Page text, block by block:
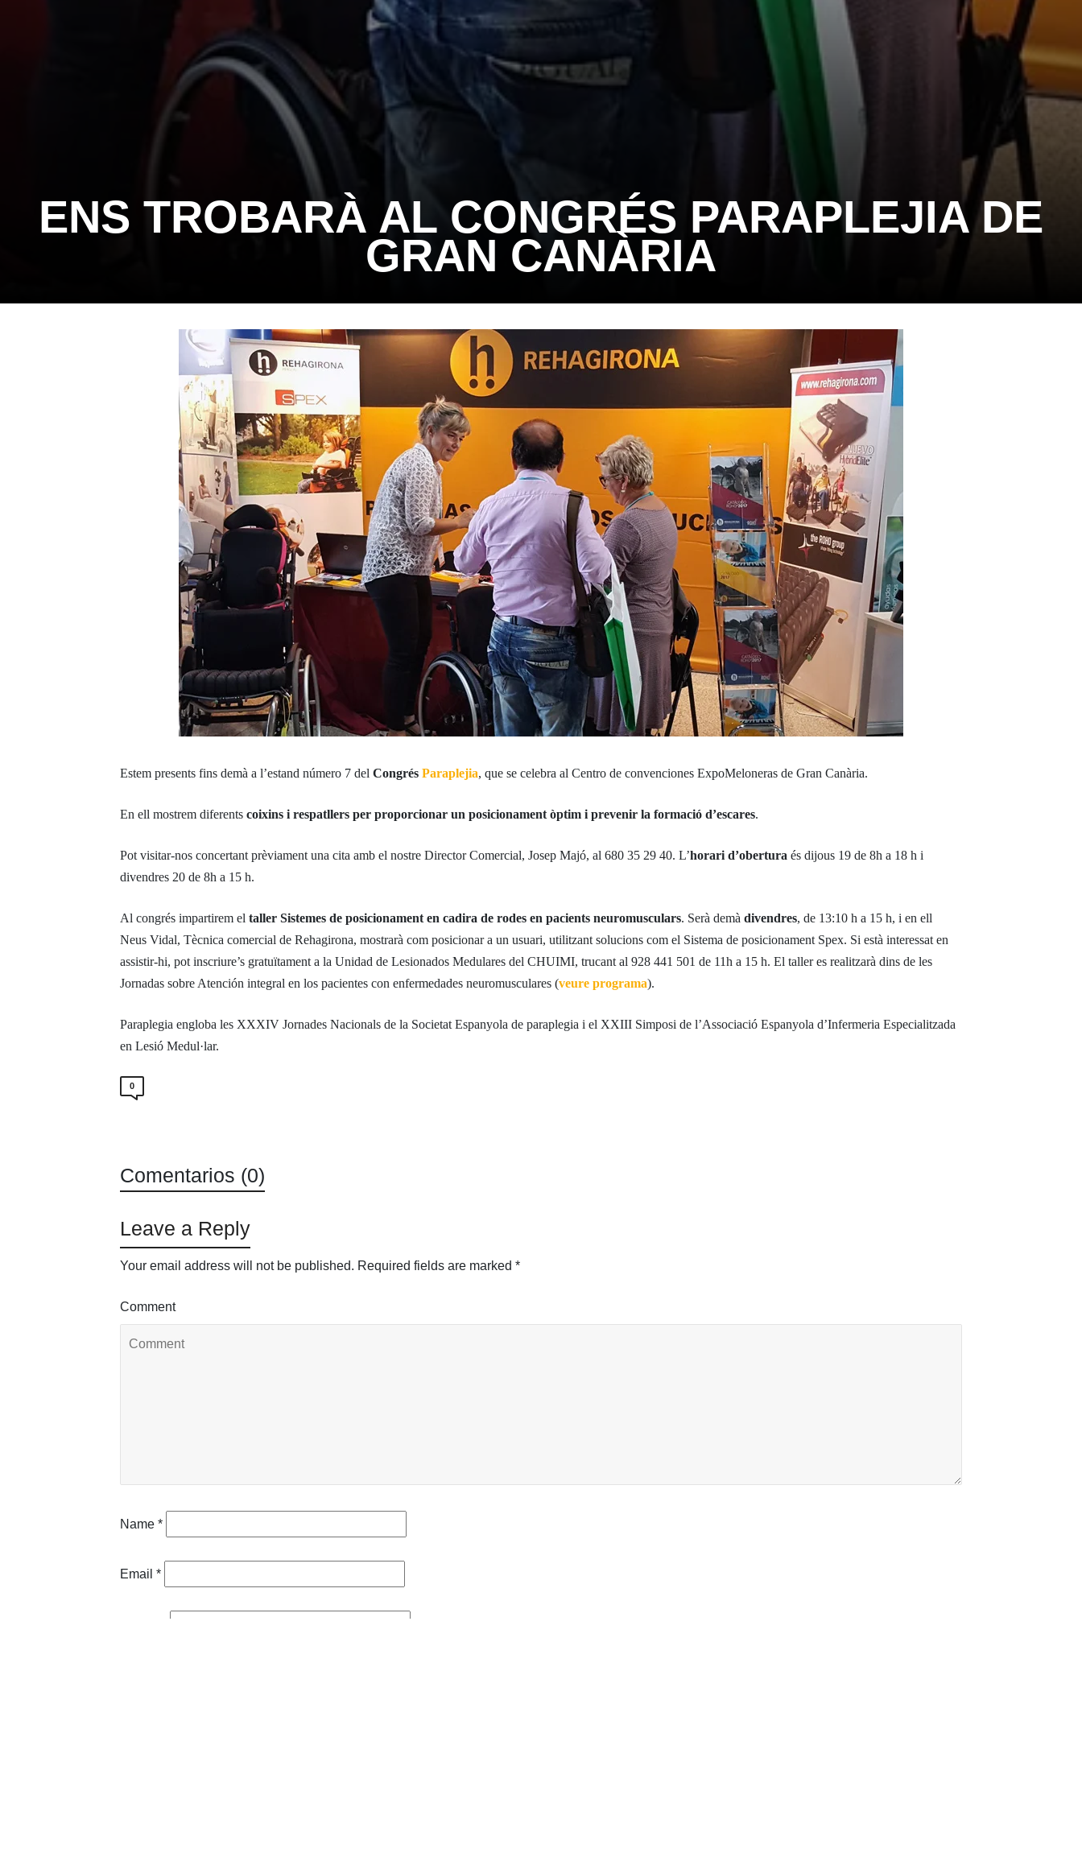
ENS TROBARÀ AL CONGRÉS PARAPLEJIA DE
GRAN CANÀRIA
Estem presents fins demà a l’estand número 7 delCongrésParaplejia, que se celebra al Centro de convenciones ExpoMeloneras de Gran Canària.
En ell mostrem diferentscoixins i respatllers per proporcionar un posicionament òptim i prevenir la formació d’escares.
Pot visitar-nos concertant prèviament una cita amb el nostre Director Comercial, Josep Majó, al 680 35 29 40. L’horari d’obertura és dijous 19 de 8h a 18 h i
divendres 20 de 8h a 15 h.
Al congrés impartirem eltaller Sistemes de posicionament en cadira de rodes en pacients neuromusculars. Serà demàdivendres, de 13:10 h a 15 h, i en ell
Neus Vidal, Tècnica comercial de Rehagirona, mostrarà com posicionar a un usuari, utilitzant solucions com el Sistema de posicionament Spex. Si està interessat en
assistir-hi, pot inscriure’s gratuïtament a la Unidad de Lesionados Medulares del CHUIMI, trucant al 928 441 501 de 11h a 15 h. El taller es realitzarà dins de les
Jornadas sobre Atención integral en los pacientes con enfermedades neuromusculares (veure programa).
Paraplegia engloba les XXXIV Jornades Nacionals de la Societat Espanyola de paraplegia i el XXIII Simposi de l’Associació Espanyola d’Infermeria Especialitzada
en Lesió Medul·lar.
0
Comentarios (0)
Leave a Reply
Your email address will not be published. Required fields are marked*
Comment
Name*
Email*